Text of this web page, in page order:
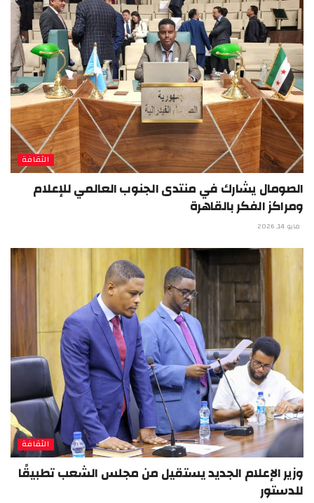
الثقافة
الصومال يشارك في منتدى الجنوب العالمي للإعلام
ومراكز الفكر بالقاهرة
مايو 14, 2026
الثقافة
وزير الإعلام الجديد يستقيل من مجلس الشعب تطبيقًا
للدستور